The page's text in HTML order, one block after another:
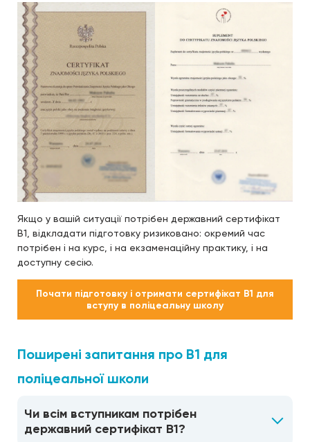
Якщо у вашій ситуації потрібен державний сертифікат
B1, відкладати підготовку ризиковано: окремий час
потрібен і на курс, і на екзаменаційну практику, і на
доступну сесію.
Почати підготовку і отримати сертифікат B1 для
вступу в поліцеальну школу
Поширені запитання про B1 для
поліцеальної школи
Чи всім вступникам потрібен
державний сертифікат B1?